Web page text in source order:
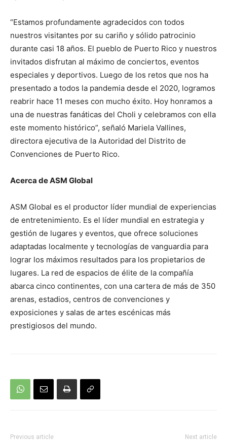
“Estamos profundamente agradecidos con todos
nuestros visitantes por su cariño y sólido patrocinio
durante casi 18 años. El pueblo de Puerto Rico y nuestros
invitados disfrutan al máximo de conciertos, eventos
especiales y deportivos. Luego de los retos que nos ha
presentado a todos la pandemia desde el 2020, logramos
reabrir hace 11 meses con mucho éxito. Hoy honramos a
una de nuestras fanáticas del Choli y celebramos con ella
este momento histórico”, señaló Mariela Vallines,
directora ejecutiva de la Autoridad del Distrito de
Convenciones de Puerto Rico.
Acerca de ASM Global
ASM Global es el productor líder mundial de experiencias
de entretenimiento. Es el líder mundial en estrategia y
gestión de lugares y eventos, que ofrece soluciones
adaptadas localmente y tecnologías de vanguardia para
lograr los máximos resultados para los propietarios de
lugares. La red de espacios de élite de la compañía
abarca cinco continentes, con una cartera de más de 350
arenas, estadios, centros de convenciones y
exposiciones y salas de artes escénicas más
prestigiosos del mundo.
Previous article Next article